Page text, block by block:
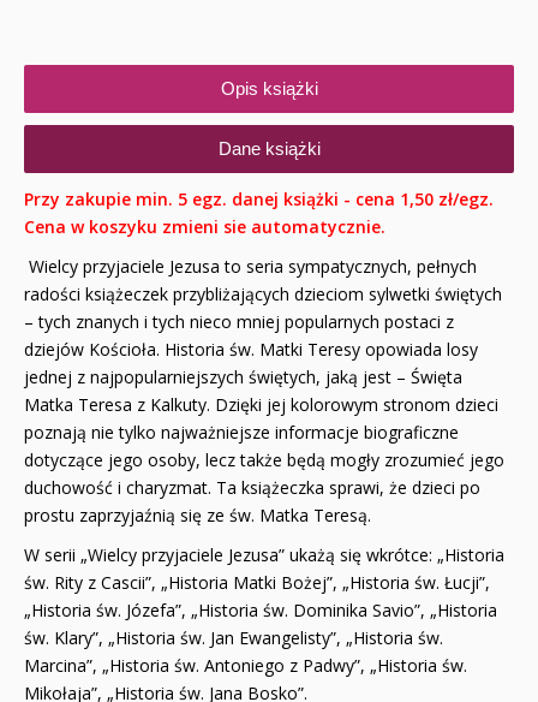
Opis książki
Dane książki
Przy zakupie min. 5 egz. danej książki - cena 1,50 zł/egz.
Cena w koszyku zmieni sie automatycznie.
Wielcy przyjaciele Jezusa to seria sympatycznych, pełnych
radości książeczek przybliżających dzieciom sylwetki świętych
– tych znanych i tych nieco mniej popularnych postaci z
dziejów Kościoła. Historia św. Matki Teresy opowiada losy
jednej z najpopularniejszych świętych, jaką jest – Święta
Matka Teresa z Kalkuty. Dzięki jej kolorowym stronom dzieci
poznają nie tylko najważniejsze informacje biograficzne
dotyczące jego osoby, lecz także będą mogły zrozumieć jego
duchowość i charyzmat. Ta książeczka sprawi, że dzieci po
prostu zaprzyjaźnią się ze św. Matka Teresą.
W serii „Wielcy przyjaciele Jezusa” ukażą się wkrótce: „Historia
św. Rity z Cascii”, „Historia Matki Bożej”, „Historia św. Łucji”,
„Historia św. Józefa”, „Historia św. Dominika Savio”, „Historia
św. Klary”, „Historia św. Jan Ewangelisty”, „Historia św.
Marcina”, „Historia św. Antoniego z Padwy”, „Historia św.
Mikołaja”, „Historia św. Jana Bosko”.